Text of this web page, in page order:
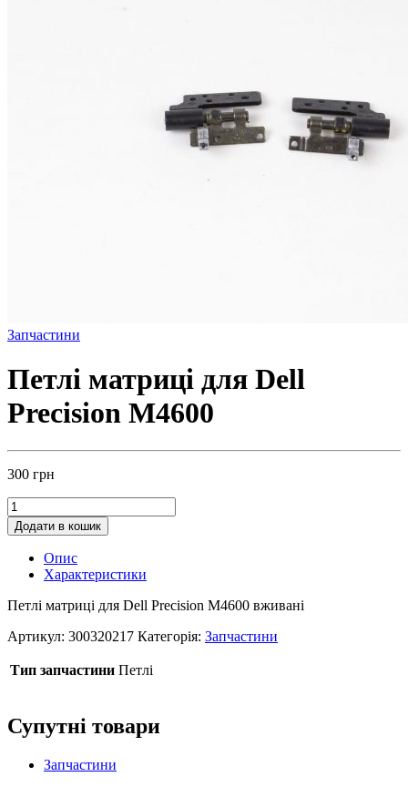
Запчастини
Петлі матриці для Dell
Precision M4600
300 грн
Додати в кошик
Опис
Характеристики
Петлі матриці для Dell Precision M4600 вживані
Артикул: 300320217 Категорія: Запчастини
Тип запчастини Петлі
Супутні товари
Запчастини